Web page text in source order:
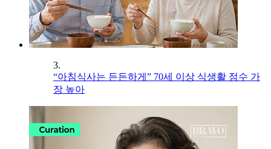
3.
“아침식사는 든든하게” 70세 이상 식생활 점수 가
장 높아